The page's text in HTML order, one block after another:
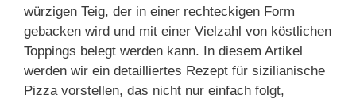
würzigen Teig, der in einer rechteckigen Form
gebacken wird und mit einer Vielzahl von köstlichen
Toppings belegt werden kann. In diesem Artikel
werden wir ein detailliertes Rezept für sizilianische
Pizza vorstellen, das nicht nur einfach folgt,